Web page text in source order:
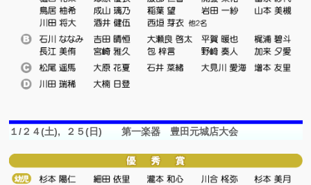
１/２４(土), ２５(日) 第一楽器 豊田元城店大会